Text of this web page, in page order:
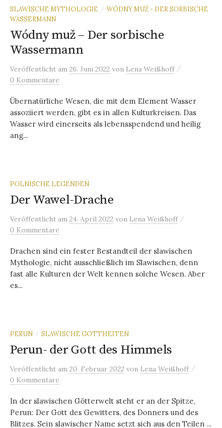
SLAWISCHE MYTHOLOGIE / WÓDNY MUŽ - DER SORBISCHE
WASSERMANN
Wódny muž – Der sorbische
Wassermann
Veröffentlicht am 26. Juni 2022 von Lena Weißhoff /
0 Kommentare
Übernatürliche Wesen, die mit dem Element Wasser
assoziiert werden, gibt es in allen Kulturkreisen. Das
Wasser wird einerseits als lebensspendend und heilig
ang...
POLNISCHE LEGENDEN
Der Wawel-Drache
Veröffentlicht am 24. April 2022 von Lena Weißhoff /
0 Kommentare
Drachen sind ein fester Bestandteil der slawischen
Mythologie, nicht ausschließlich im Slawischen, denn
fast alle Kulturen der Welt kennen solche Wesen. Aber
es...
PERUN / SLAWISCHE GOTTHEITEN
Perun- der Gott des Himmels
Veröffentlicht am 20. Februar 2022 von Lena Weißhoff /
0 Kommentare
In der slawischen Götterwelt steht er an der Spitze,
Perun: Der Gott des Gewitters, des Donners und des
Blitzes. Sein slawischer Name setzt sich aus den Teilen ...